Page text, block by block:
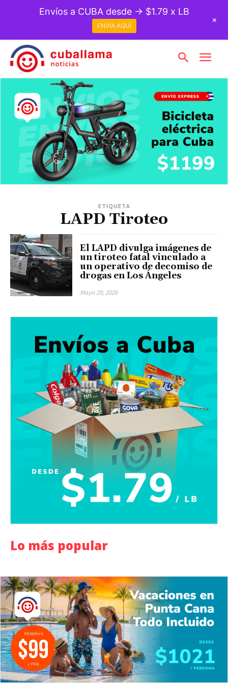
ETIQUETA
LAPD Tiroteo
El LAPD divulga imágenes de
un tiroteo fatal vinculado a
un operativo de decomiso de
drogas en Los Ángeles
Mayo 29, 2026
Lo más popular
Envíos a CUBA desde → $1.79 x LB
ENVÍA AQUÍ
+